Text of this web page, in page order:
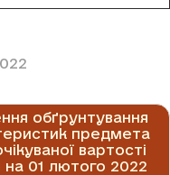
обґрунтування
предмета
вартості
на 01 лютого 2022